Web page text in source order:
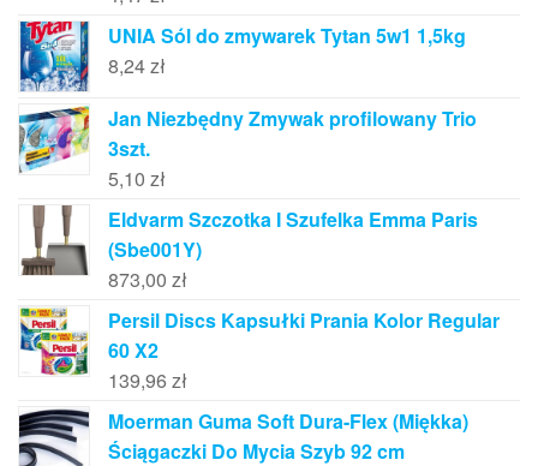
UNIA Sól do zmywarek Tytan 5w1 1,5kg
8,24zł
Jan Niezbędny Zmywak profilowany Trio
3szt.
5,10 zł
Eldvarm Szczotka I Szufelka Emma Paris
(Sbe001Y)
873,00 zł
Persil Discs Kapsułki Prania Kolor Regular
60 X2
139,96 zł
Moerman Guma Soft Dura-Flex (Miękka)
Ściągaczki Do Mycia Szyb 92 cm